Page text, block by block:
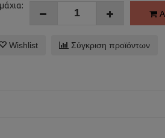
Wishlist Σύγκριση προϊόντων